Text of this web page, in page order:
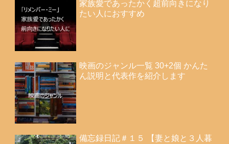
家族愛であったかく超前向きになり
たい人におすすめ
映画のジャンル一覧 30+2個 かんた
ん説明と代表作を紹介します
備忘録日記＃１５ 【妻と娘と３人暮